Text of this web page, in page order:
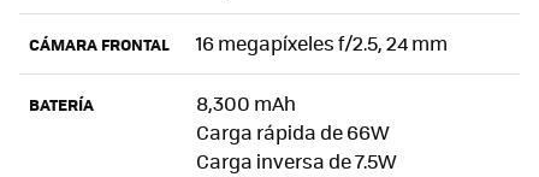
CÁMARA FRONTAL 16 megapíxeles f/2.5, 24 mm
BATERÍA
8,300 mAh
Carga rápida de 66W
Carga inversa de 7.5W